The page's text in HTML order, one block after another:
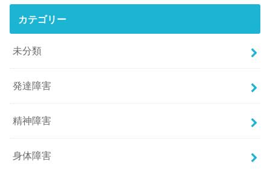
カテゴリー
未分類
発達障害
精神障害
身体障害